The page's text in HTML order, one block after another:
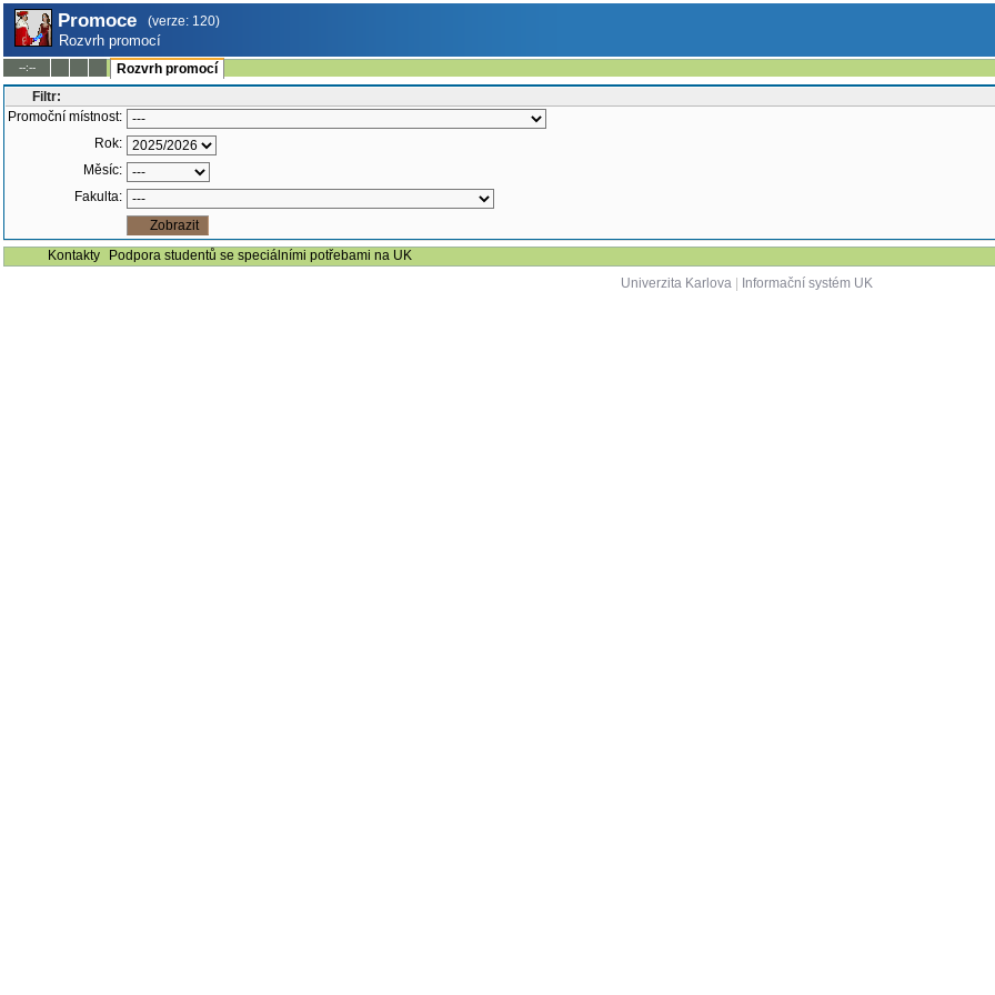
Promoce (verze: 120)
Rozvrh promocí
--:--
Rozvrh promocí
Filtr:
Promoční místnost:
Rok:
Měsíc:
Fakulta:
Kontakty
Podpora studentů se speciálními potřebami na UK
Univerzita Karlova| Informační systém UK